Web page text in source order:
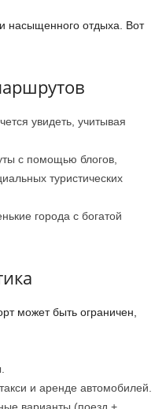
насыщенного отдыха. Вот
увидеть, учитывая
с помощью блогов,
туристических
города с богатой
может быть ограничен,
и аренде автомобилей.